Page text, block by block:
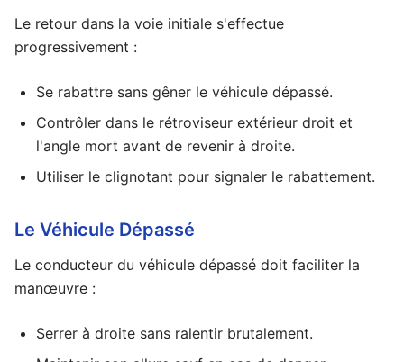
Le retour dans la voie initiale s'effectue
progressivement :
Se rabattre sans gêner le véhicule dépassé.
Contrôler dans le rétroviseur extérieur droit et
l'angle mort avant de revenir à droite.
Utiliser le clignotant pour signaler le rabattement.
Le Véhicule Dépassé
Le conducteur du véhicule dépassé doit faciliter la
manœuvre :
Serrer à droite sans ralentir brutalement.